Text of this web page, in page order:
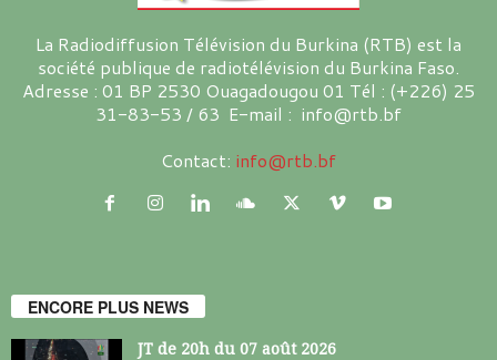
La Radiodiffusion Télévision du Burkina (RTB) est la
société publique de radiotélévision du Burkina Faso.
Adresse : 01 BP 2530 Ouagadougou 01 Tél : (+226) 25
31-83-53 / 63 E-mail : info@rtb.bf
Contact: info@rtb.bf
ENCORE PLUS NEWS
JT de 20h du 07 août 2026